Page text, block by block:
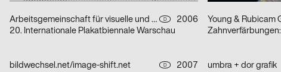
Arbeitsgemeinschaft für visuelle und verbale Kommunikation Uwe Loesch D
2006
20. Internationale Plakatbiennale Warschau
Young & Rubicam
bildwechsel.net/image-shift.net D
2007
umbra + dor grafik